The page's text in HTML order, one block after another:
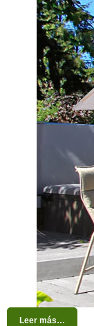
Leer más…